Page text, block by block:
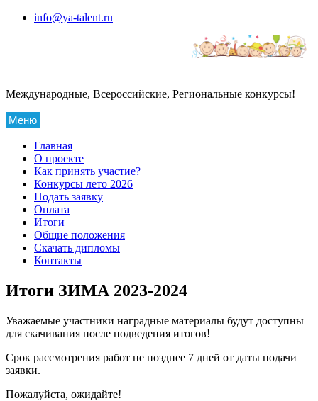
Перейтиinfo@ya-talent.ru
Международные, Всероссийские, Региональные конкурсы!
Меню
Главная
О проекте
Как принять участие?
Конкурсы лето 2026
Подать заявку
Оплата
Итоги
Общие положения
Скачать дипломы
Контакты
Итоги ЗИМА 2023-2024
Уважаемые участники наградные материалы будут доступны
для скачивания после подведения итогов!
Срок рассмотрения работ не позднее 7 дней от даты подачи
заявки.
Пожалуйста, ожидайте!